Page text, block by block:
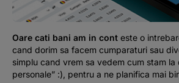
The MacRO Zone
Pentru antreprenori
Oare cati bani am in cont este o
cand dorim sa facem cumparaturi sau
simplu cand vrem sa vedem cum stam la
personale” :), pentru a ne planifica mai